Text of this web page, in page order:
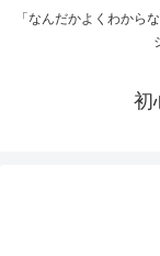
「なんだかよくわから
初